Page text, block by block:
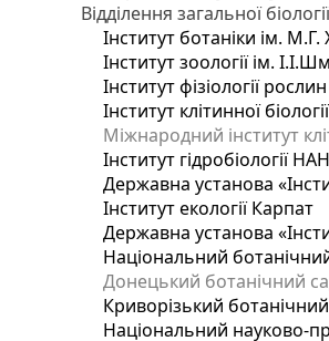
Відділення загальної
Інститут ботаніки ім.
Інститут зоології ім.
Інститут фізіології
Інститут клітинної
Міжнародний інститут
Інститут гідробіології
Державна установа
Інститут екології Карпат
Державна установа
Національний
Донецький ботанічний
Криворізький
Національний науково-